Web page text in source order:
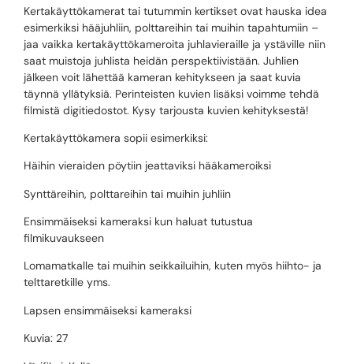
Kertakäyttökamerat tai tutummin kertikset ovat hauska idea
esimerkiksi hääjuhliin, polttareihin tai muihin tapahtumiin –
jaa vaikka kertakäyttökameroita juhlavieraille ja ystäville niin
saat muistoja juhlista heidän perspektiivistään. Juhlien
jälkeen voit lähettää kameran kehitykseen ja saat kuvia
täynnä yllätyksiä. Perinteisten kuvien lisäksi voimme tehdä
filmistä digitiedostot. Kysy tarjousta kuvien kehityksestä!
Kertakäyttökamera sopii esimerkiksi:
Häihin vieraiden pöytiin jeattaviksi hääkameroiksi
Synttäreihin, polttareihin tai muihin juhliin
Ensimmäiseksi kameraksi kun haluat tutustua
filmikuvaukseen
Lomamatkalle tai muihin seikkailuihin, kuten myös hiihto- ja
telttaretkille yms.
Lapsen ensimmäiseksi kameraksi
Kuvia: 27